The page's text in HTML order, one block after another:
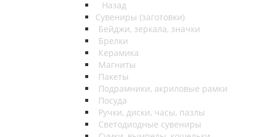
Назад
Сувениры (заготовки)
Бейджи, зеркала, значки
Брелки
Керамика
Магниты
Пакеты
Подрамники, акриловые рамки
Посуда
Ручки, диски, часы, пазлы
Светодиодные сувениры